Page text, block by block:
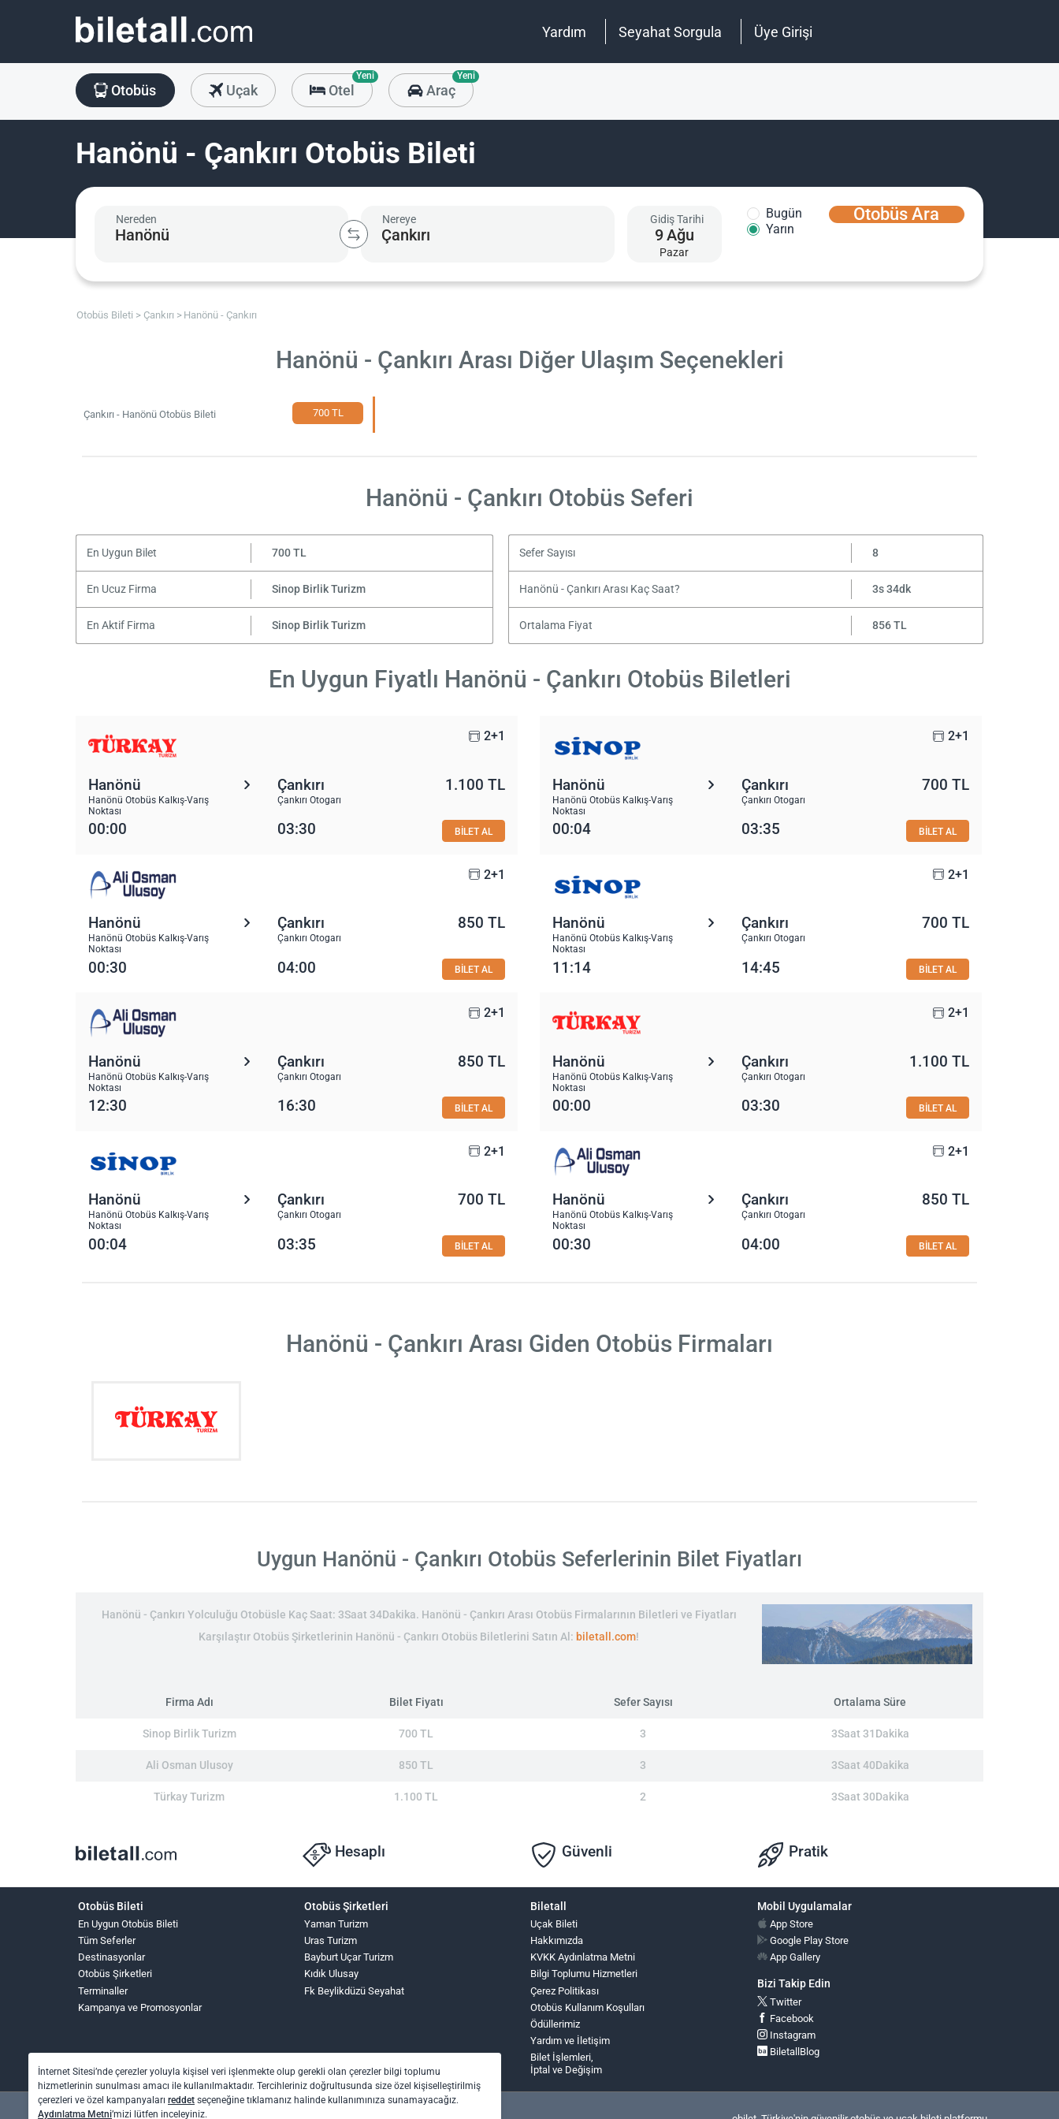
Yardım Seyahat Sorgula Üye Girişi
Otobüs Uçak Otel
Yeni
Araç
Yeni
Hanönü - Çankırı Otobüs Bileti
Nereden Nereye Gidiş Tarihi
9Ağu
Pazar
Bugün
Yarın
Otobüs Ara
Otobüs Bileti Çankırı Hanönü - Çankırı
Hanönü - Çankırı Arası Diğer Ulaşım Seçenekleri
Çankırı - Hanönü Otobüs Bileti 700 TL
Hanönü - Çankırı Otobüs Seferi
En Uygun Bilet 700 TL Sefer Sayısı 8
En Ucuz Firma Sinop Birlik Turizm Hanönü - Çankırı Arası Kaç Saat? 3s 34dk
En Aktif Firma Sinop Birlik Turizm Ortalama Fiyat 856 TL
En Uygun Fiyatlı Hanönü - Çankırı Otobüs Biletleri
2+1
Hanönü
Hanönü Otobüs Kalkış-Varış
Noktası
Çankırı
Çankırı Otogarı
1.100 TL
00:00 03:30 BİLET AL
2+1
Hanönü
Hanönü Otobüs Kalkış-Varış
Noktası
Çankırı
Çankırı Otogarı
700 TL
00:04 03:35 BİLET AL
2+1
Hanönü
Hanönü Otobüs Kalkış-Varış
Noktası
Çankırı
Çankırı Otogarı
850 TL
00:30 04:00 BİLET AL
2+1
Hanönü
Hanönü Otobüs Kalkış-Varış
Noktası
Çankırı
Çankırı Otogarı
700 TL
11:14 14:45 BİLET AL
2+1
Hanönü
Hanönü Otobüs Kalkış-Varış
Noktası
Çankırı
Çankırı Otogarı
850 TL
12:30 16:30 BİLET AL
2+1
Hanönü
Hanönü Otobüs Kalkış-Varış
Noktası
Çankırı
Çankırı Otogarı
1.100 TL
00:00 03:30 BİLET AL
2+1
Hanönü
Hanönü Otobüs Kalkış-Varış
Noktası
Çankırı
Çankırı Otogarı
700 TL
00:04 03:35 BİLET AL
2+1
Hanönü
Hanönü Otobüs Kalkış-Varış
Noktası
Çankırı
Çankırı Otogarı
850 TL
00:30 04:00 BİLET AL
Hanönü - Çankırı Arası Giden Otobüs Firmaları
Uygun Hanönü - Çankırı Otobüs Seferlerinin Bilet Fiyatları
Hanönü - Çankırı Yolculuğu Otobüsle Kaç Saat: 3Saat 34Dakika. Hanönü - Çankırı Arası Otobüs Firmalarının Biletleri ve Fiyatları
Karşılaştır Otobüs Şirketlerinin Hanönü - Çankırı Otobüs Biletlerini Satın Al: biletall.com!
Firma Adı Bilet Fiyatı Sefer Sayısı Ortalama Süre
Sinop Birlik Turizm 700 TL 3 3Saat 31Dakika
Ali Osman Ulusoy 850 TL 3 3Saat 40Dakika
Türkay Turizm 1.100 TL 2 3Saat 30Dakika
Hesaplı Güvenli Pratik
Otobüs Bileti
En Uygun Otobüs Bileti
Tüm Seferler
Destinasyonlar
Otobüs Şirketleri
Terminaller
Kampanya ve Promosyonlar
Otobüs Şirketleri
Yaman Turizm
Uras Turizm
Bayburt Uçar Turizm
Kıdık Ulusay
Fk Beylikdüzü Seyahat
Biletall
Uçak Bileti
Hakkımızda
KVKK Aydınlatma Metni
Bilgi Toplumu Hizmetleri
Çerez Politikası
Otobüs Kullanım Koşulları
Ödüllerimiz
Yardım ve İletişim
Bilet İşlemleri,
İptal ve Değişim
Mobil Uygulamalar
App Store
Google Play Store
App Gallery
Bizi Takip Edin
Twitter
Facebook
Instagram
BiletallBlog
İnternet Sitesi’nde çerezler yoluyla kişisel veri işlenmekte olup gerekli olan çerezler bilgi toplumu
hizmetlerinin sunulması amacı ile kullanılmaktadır. Tercihleriniz doğrultusunda size özel kişiselleştirilmiş
çerezleri ve özel kampanyaları reddet seçeneğine tıklamanız halinde kullanımınıza sunamayacağız.
Aydınlatma Metni’mizi lütfen inceleyiniz.